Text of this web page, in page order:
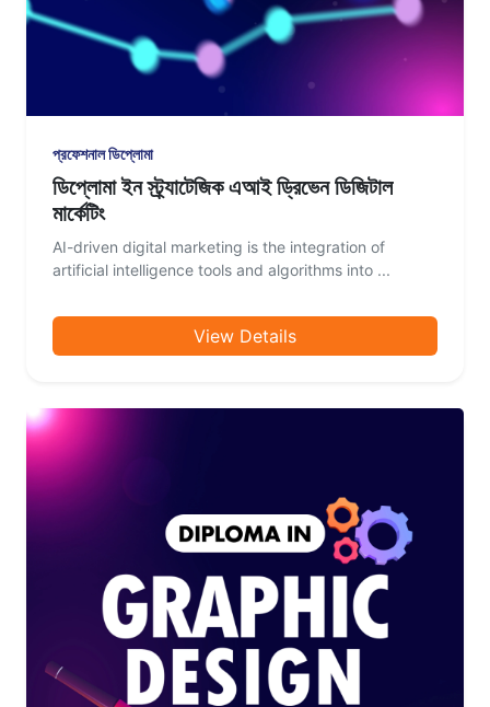
প্রফেশনাল ডিপ্লোমা
ডিপ্লোমা ইন স্ট্র্যাটেজিক এআই ড্রিভেন ডিজিটাল
মার্কেটিং
AI-driven digital marketing is the integration of
artificial intelligence tools and algorithms into ...
View Details